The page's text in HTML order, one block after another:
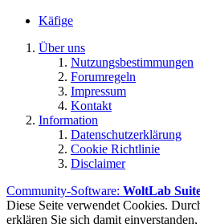
Käfige
Über uns
Nutzungsbestimmungen
Forumregeln
Impressum
Kontakt
Information
Datenschutzerklärung
Cookie Richtlinie
Disclaimer
Community-Software: WoltLab
Diese Seite verwendet Cookies.
erklären Sie sich damit